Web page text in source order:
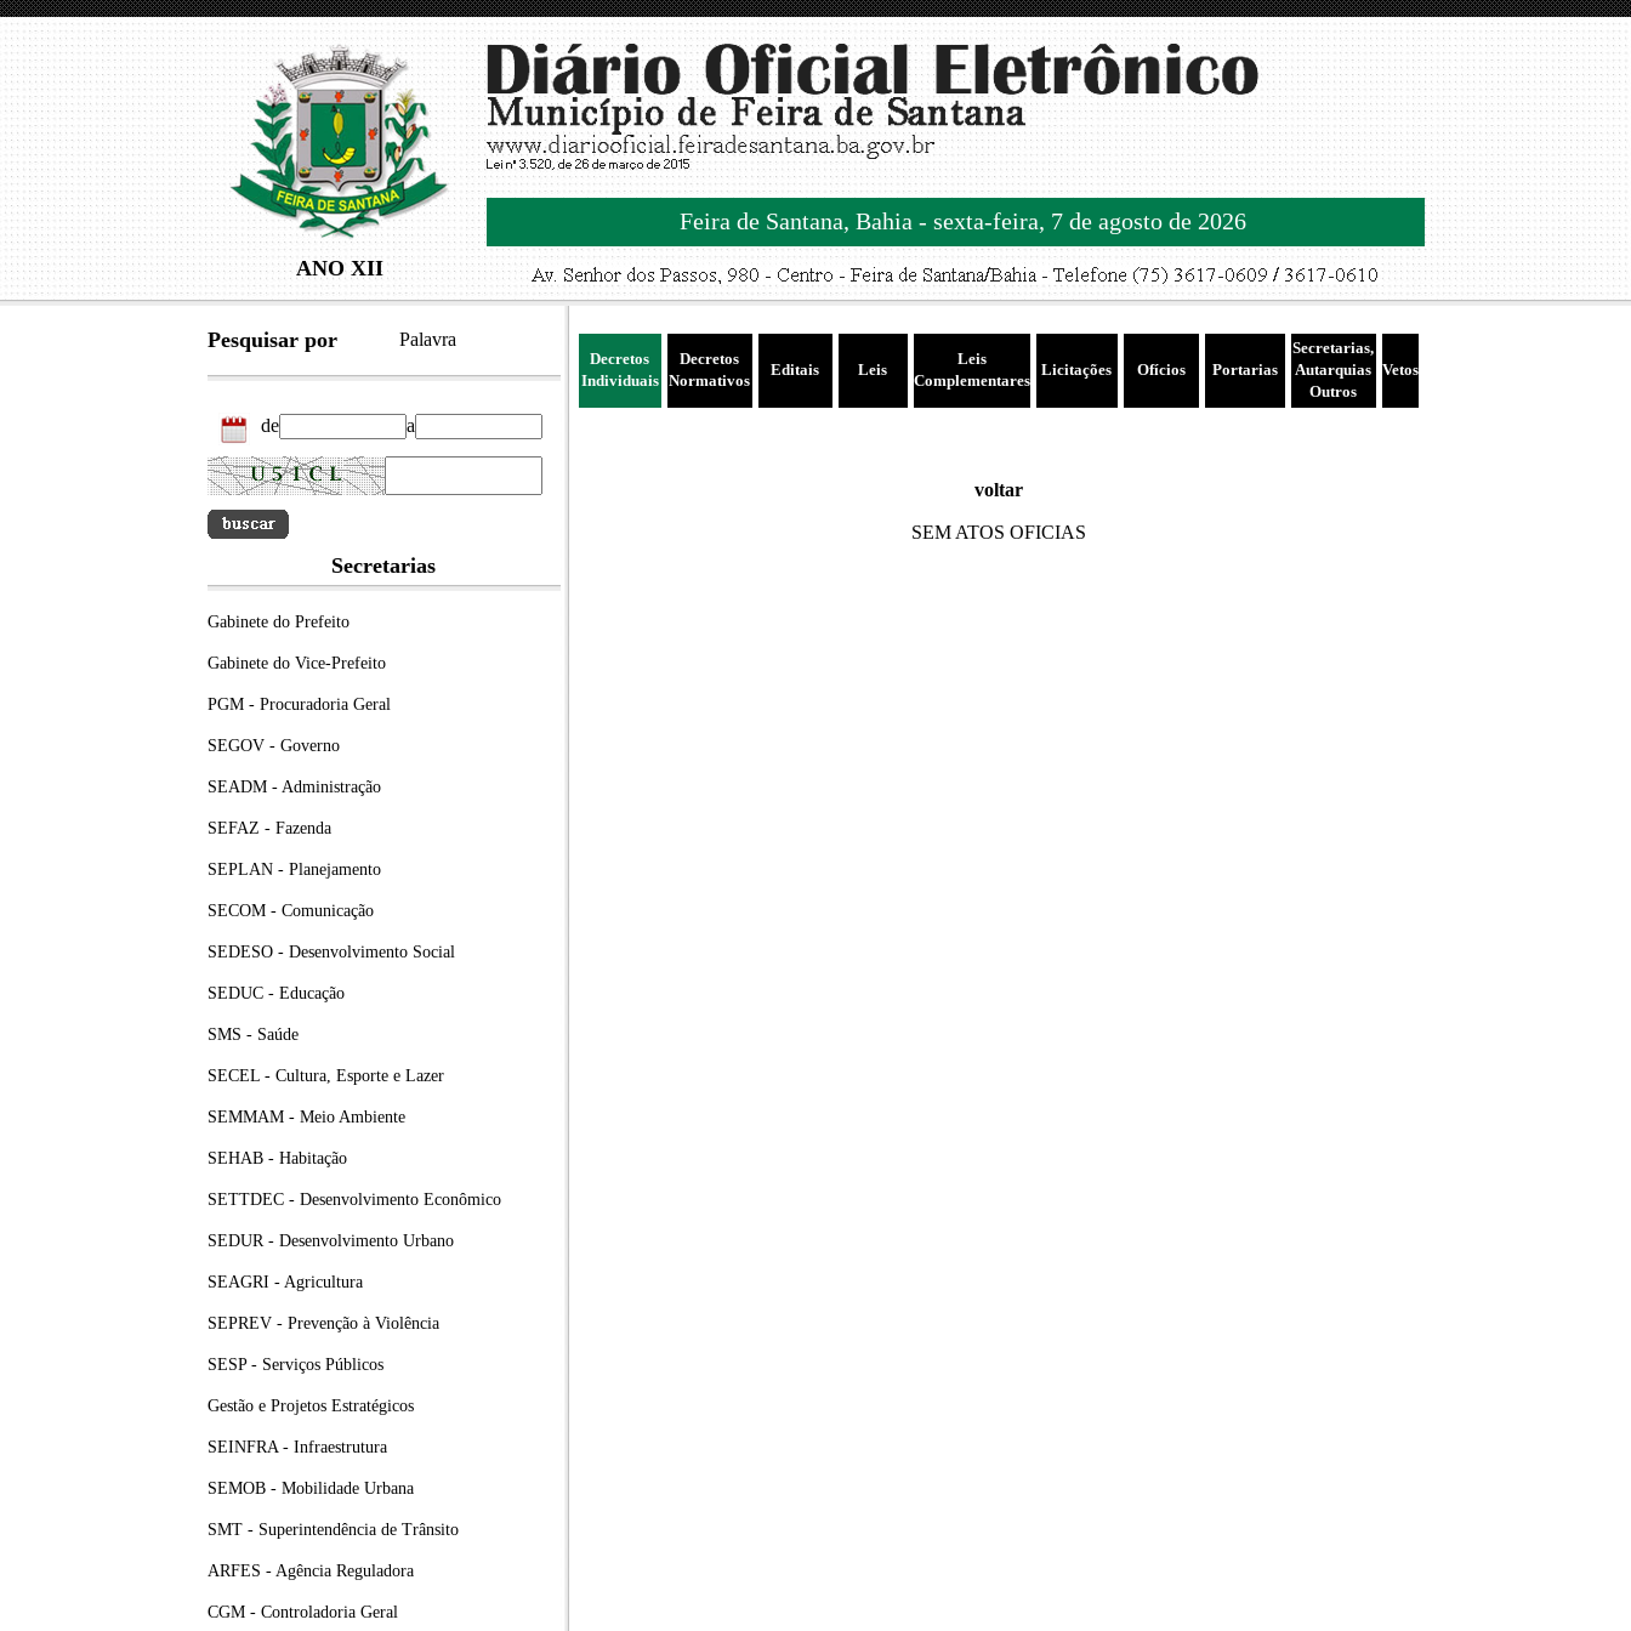
ANO XII
Feira de Santana, Bahia - sexta-feira, 7 de agosto de 2026
Pesquisar por Palavra
de a
Secretarias
Gabinete do Prefeito
Gabinete do Vice-Prefeito
PGM - Procuradoria Geral
SEGOV - Governo
SEADM - Administração
SEFAZ - Fazenda
SEPLAN - Planejamento
SECOM - Comunicação
SEDESO - Desenvolvimento Social
SEDUC - Educação
SMS - Saúde
SECEL - Cultura, Esporte e Lazer
SEMMAM - Meio Ambiente
SEHAB - Habitação
SETTDEC - Desenvolvimento Econômico
SEDUR - Desenvolvimento Urbano
SEAGRI - Agricultura
SEPREV - Prevenção à Violência
SESP - Serviços Públicos
Gestão e Projetos Estratégicos
SEINFRA - Infraestrutura
SEMOB - Mobilidade Urbana
SMT - Superintendência de Trânsito
ARFES - Agência Reguladora
CGM - Controladoria Geral
Decretos
Individuais
Decretos
Normativos
Editais Leis
Leis
Complementares
Licitações Ofícios Portarias
Secretarias,
Autarquias
Outros
Vetos
voltar
SEM ATOS OFICIAS